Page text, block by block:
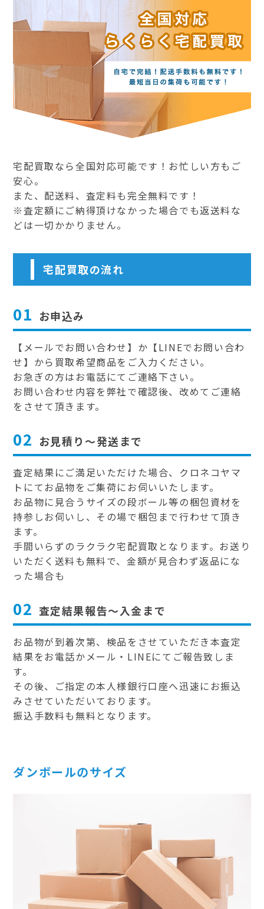
宅配買取なら全国対応可能です！お忙しい方もご
安心。
また、配送料、査定料も完全無料です！
※査定額にご納得頂けなかった場合でも返送料な
どは一切かかりません。
宅配買取の流れ
01 お申込み
【メールでお問い合わせ】か【LINEでお問い合わ
せ】から買取希望商品をご入力ください。
お急ぎの方はお電話にてご連絡下さい。
お問い合わせ内容を弊社で確認後、改めてご連絡
をさせて頂きます。
02 お見積り～発送まで
査定結果にご満足いただけた場合、クロネコヤマ
トにてお品物をご集荷にお伺いいたします。
お品物に見合うサイズの段ボール等の梱包資材を
持参しお伺いし、その場で梱包まで行わせて頂き
ます。
手間いらずのラクラク宅配買取となります。お送り
いただく送料も無料で、金額が見合わず返品にな
った場合も
02 査定結果報告～入金まで
お品物が到着次第、検品をさせていただき本査定
結果をお電話かメール・LINEにてご報告致しま
す。
その後、ご指定の本人様銀行口座へ迅速にお振込
みさせていただいております。
振込手数料も無料となります。
ダンボールのサイズ